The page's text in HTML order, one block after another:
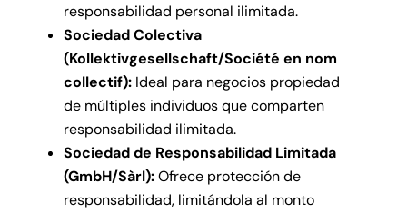
responsabilidad personal ilimitada.
Sociedad Colectiva
(Kollektivgesellschaft/Société en nom
collectif):Ideal para negocios propiedad
de múltiples individuos que comparten
responsabilidad ilimitada.
Sociedad de Responsabilidad Limitada
(GmbH/Sàrl):Ofrece protección de
responsabilidad, limitándola al monto